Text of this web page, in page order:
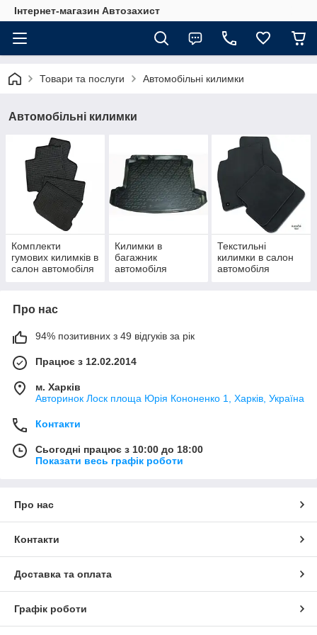
Інтернет-магазин Автозахист
Товари та послуги Автомобільні килимки
Автомобільні килимки
Комплекти
гумових килимків в
салон автомобіля
Килимки в
багажник
автомобіля
Текстильні
килимки в салон
автомобіля
Про нас
94% позитивних з 49 відгуків за рік
Працює з 12.02.2014
м. Харків
Авторинок Лоск площа Юрія Кононенко 1, Харків, Україна
Контакти
Сьогодні працює з 10:00 до 18:00
Показати весь графік роботи
Про нас
Контакти
Доставка та оплата
Графік роботи